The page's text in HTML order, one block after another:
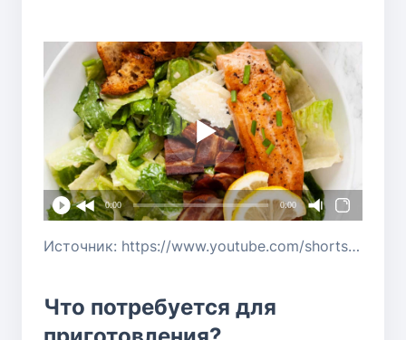
0:00 0:00
Источник: https://www.youtube.com/shorts/ZK-H5lmvtKk
Что потребуется для